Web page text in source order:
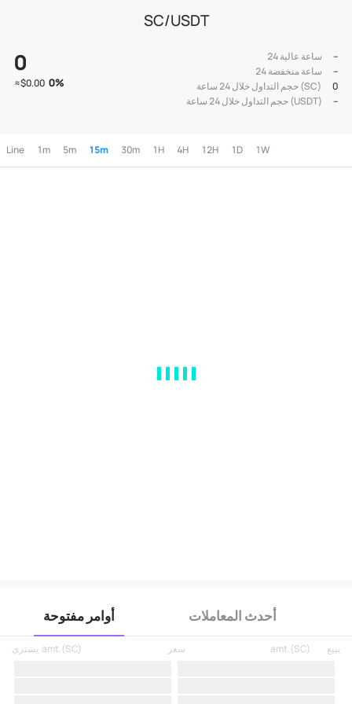
SC/USDT
0
≈$0.00 0%
24 ساعة عالية
--
24 ساعة منخفضة
--
حجم التداول خلال 24 ساعة (SC)
0
حجم التداول خلال 24 ساعة (USDT)
--
Line 1m 5m 15m 30m 1H 4H 12H 1D 1W
أوامر مفتوحة أحدث المعاملات
يشتري amt.(SC) سعر يبيع amt.(SC)